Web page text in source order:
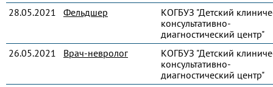
28.05.2021
Фельдшер
КОГБУЗ "Детский
консультативно-
диагностический центр"
26.05.2021
Врач-невролог
КОГБУЗ "Детский
консультативно-
диагностический центр"